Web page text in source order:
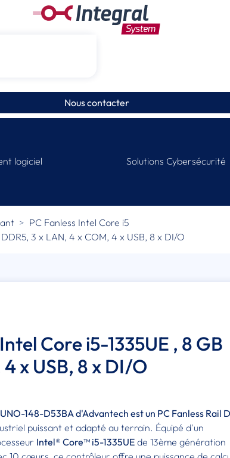
Nous contacter
logiciel Solutions Cybersécurité
PC Fanless Intel Core i5
3 x LAN, 4 x COM, 4 x USB, 8 x DI/O
Core i5-1335UE , 8 GB
x USB, 8 x DI/O
UNO-148-D53BA d'Advantech est un PC Fanless Rail
puissant et adapté au terrain. Équipé d'un
Intel® Core™ i5-1335UE de 13ème génération